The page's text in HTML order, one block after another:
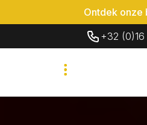
Ontdek onze
+32 (0)16